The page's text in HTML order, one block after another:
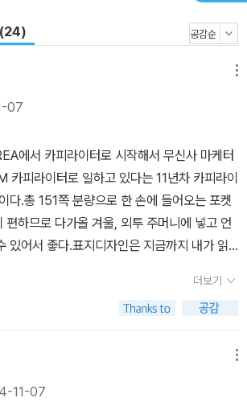
07
에서 카피라이터로 시작해서 무신사 마케터
카피라이터로 일하고 있다는 11년차 카피라이
다.총 151쪽 분량으로 한 손에 들어오는 포켓
편하므로 다가올 겨울, 외투 주머니에 넣고 언
있어서 좋다.표지디자인은 지금까지 내가 읽
도가 밀려오는 물결 무늬로 표현한 것이 인상적
판'의 '흐름'과 맞닿아 있는 듯하여 완전체 느낌
카피라이터로서의 소명의식을 풀어놓고 있
면서도 메시지를 담은 문장들이 인상적이다.1
가지 주제로 나누어 '카피라이터'라는 직업을
더보기
11-07